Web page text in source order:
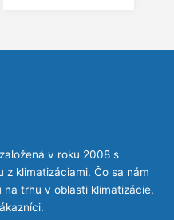
v roku 2008 s
z klimatizáciami. Čo sa nám
trhu v oblasti klimatizácie.